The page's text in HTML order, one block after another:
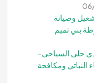
وصيانة
بني تميم
حلي السياحي-
النباتي ومكافحة